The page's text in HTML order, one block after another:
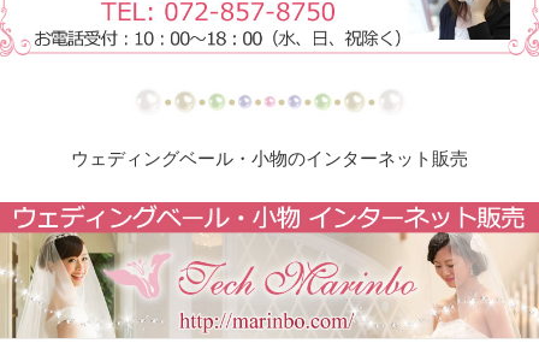
【ドレスリメイク】ラッフルフリルのベビードレス
【ドレスリメイク】ピンクフリルのベビードレス
【ドレスリメイク】豪華レースのベビードレス＆お
【ドレスリメイク】3世代をつなぐベビードレス
【ドレスリメイク】ベスト付きのタキシード風ベビ
ードレス
ウェディングベール・小物のインターネット販売